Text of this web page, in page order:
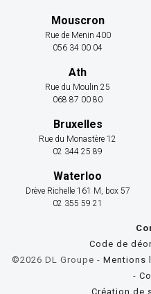
Mouscron
Rue de Menin 400
056 34 00 04
Ath
Rue du Moulin 25
068 87 00 80
Bruxelles
Rue du Monastère 12
02 344 25 89
Waterloo
Drève Richelle 161 M, box 57
02 355 59 21
Code de
©2026 DL Groupe - Mentions
-
Création de